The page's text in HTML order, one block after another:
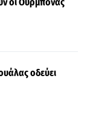
οι Ουρμπόνας
οδεύει